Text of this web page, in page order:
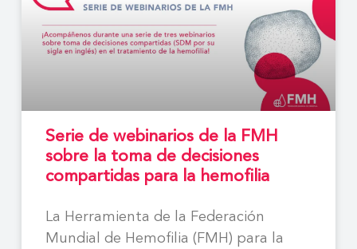
Serie de webinarios de la FMH
sobre la toma de decisiones
compartidas para la hemofilia
La Herramienta de la Federación
Mundial de Hemofilia (FMH) para la